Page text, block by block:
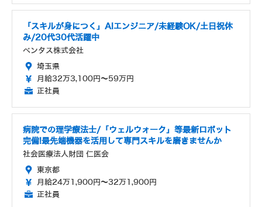
「スキルが身につく」AIエンジニア/未経験OK/土日祝休
み/20代30代活躍中
ベンタス株式会社
埼玉県
月給32万3,100円～59万円
正社員
病院での理学療法士/「ウェルウォーク」等最新ロボット
完備!最先端機器を活用して専門スキルを磨きませんか
社会医療法人財団 仁医会
東京都
月給24万1,900円～32万1,900円
正社員